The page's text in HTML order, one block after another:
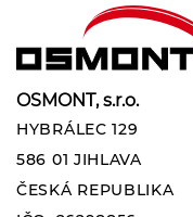
OSMONT, s.r.o.
HYBRÁLEC 129
586 01 JIHLAVA
ČESKÁ REPUBLIKA